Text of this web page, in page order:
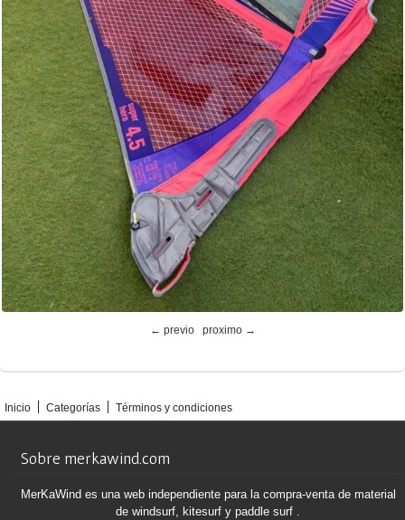
← previo proximo →
Inicio Categorías Términos y condiciones
Sobre merkawind.com
MerKaWind es una web independiente para la compra-venta de material
de windsurf, kitesurf y paddle surf .